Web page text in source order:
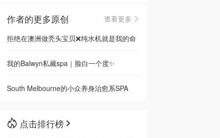
🇳🇿新西兰
作者的更多原创
查看更多
拒绝在澳洲做秃头宝贝❌纯水机就是我的命
我的Balwyn私藏spa｜脸白一个度✨
South Melbourne的小众养身治愈系SPA
点击排行榜